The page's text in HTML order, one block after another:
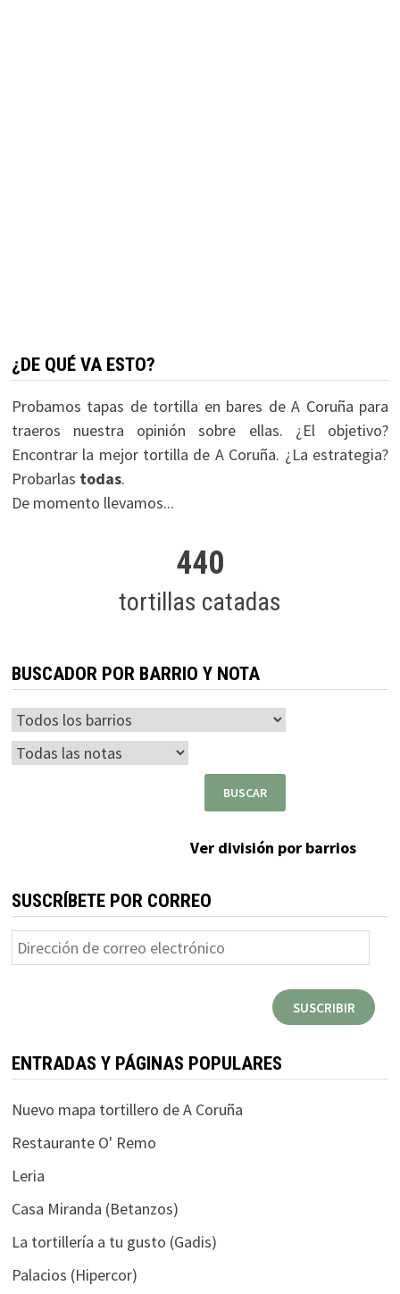
¿DE QUÉ VA ESTO?
Probamos tapas de tortilla en bares de A Coruña para
traeros nuestra opinión sobre ellas. ¿El objetivo?
Encontrar la mejor tortilla de A Coruña. ¿La estrategia?
Probarlas todas.
De momento llevamos...
440
tortillas catadas
BUSCADOR POR BARRIO Y NOTA
Ver división por barrios
SUSCRÍBETE POR CORREO
Dirección
de
SUSCRIBIR
ENTRADAS Y PÁGINAS POPULARES
Nuevo mapa tortillero de A Coruña
Restaurante O' Remo
Leria
Casa Miranda (Betanzos)
La tortillería a tu gusto (Gadis)
Palacios (Hipercor)